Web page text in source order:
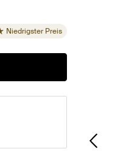
Niedrigster Preis